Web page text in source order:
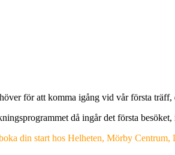
för att komma igång vid vår första
då ingår det första
din start hos Helheten, Mörby